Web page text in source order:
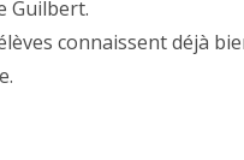
Guilbert.
connaissent déjà